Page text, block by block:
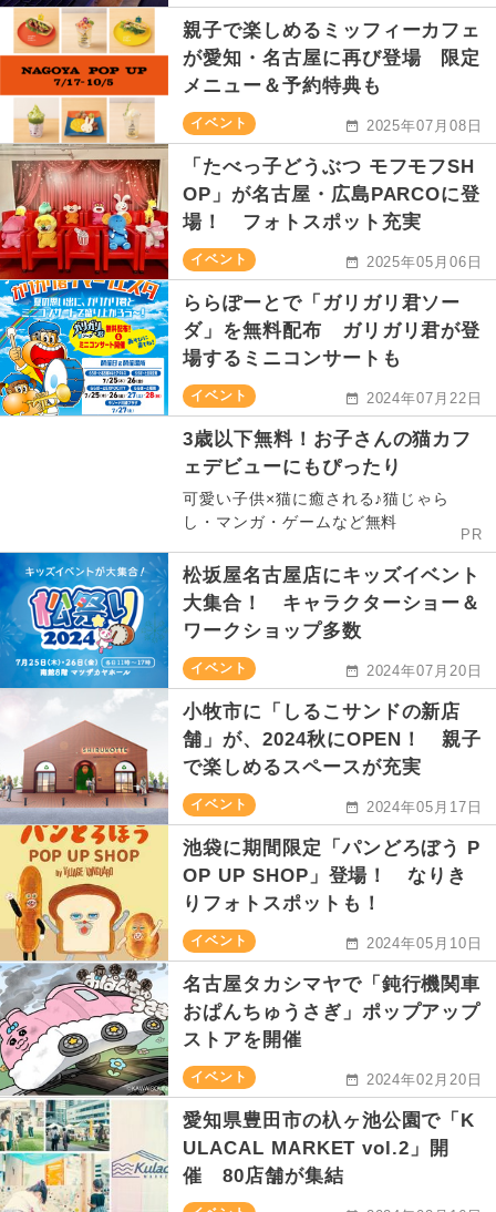
親子で楽しめるミッフィーカフェ
が愛知・名古屋に再び登場 限定
メニュー＆予約特典も
イベント 2025年07月08日
「たべっ子どうぶつ モフモフSH
OP」が名古屋・広島PARCOに登
場！ フォトスポット充実
イベント 2025年05月06日
ららぽーとで「ガリガリ君ソー
ダ」を無料配布 ガリガリ君が登
場するミニコンサートも
イベント 2024年07月22日
3歳以下無料！お子さんの猫カフ
ェデビューにもぴったり
可愛い子供×猫に癒される♪猫じゃら
し・マンガ・ゲームなど無料
PR
松坂屋名古屋店にキッズイベント
大集合！ キャラクターショー＆
ワークショップ多数
イベント 2024年07月20日
小牧市に「しるこサンドの新店
舗」が、2024秋にOPEN！ 親子
で楽しめるスペースが充実
イベント 2024年05月17日
池袋に期間限定「パンどろぼう P
OP UP SHOP」登場！ なりき
りフォトスポットも！
イベント 2024年05月10日
名古屋タカシマヤで「鈍行機関車
おぱんちゅうさぎ」ポップアップ
ストアを開催
イベント 2024年02月20日
愛知県豊田市の杁ヶ池公園で「K
ULACAL MARKET vol.2」開
催 80店舗が集結